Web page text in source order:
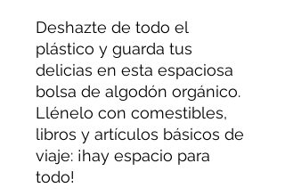
Deshazte de todo el
plástico y guarda tus
delicias en esta espaciosa
bolsa de algodón orgánico.
Llénelo con comestibles,
libros y artículos básicos de
viaje: ¡hay espacio para
todo!